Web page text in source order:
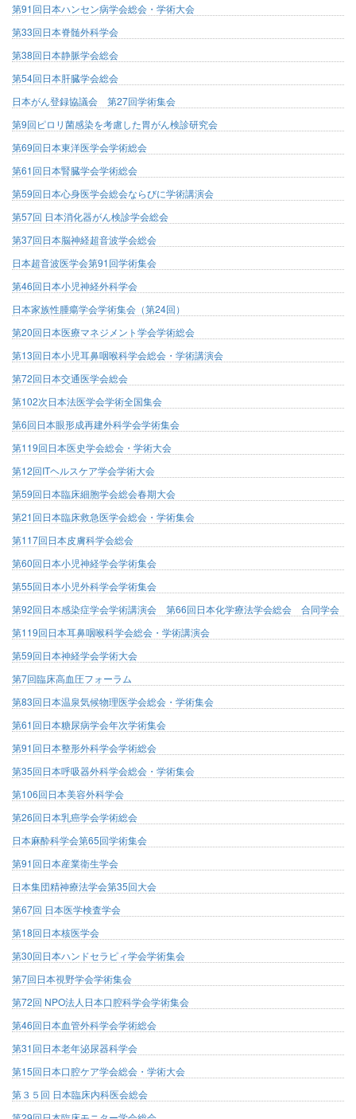
第91回日本ハンセン病学会総会・学術大会
第33回日本脊髄外科学会
第38回日本静脈学会総会
第54回日本肝臓学会総会
日本がん登録協議会 第27回学術集会
第9回ピロリ菌感染を考慮した胃がん検診研究会
第69回日本東洋医学会学術総会
第61回日本腎臓学会学術総会
第59回日本心身医学会総会ならびに学術講演会
第57回 日本消化器がん検診学会総会
第37回日本脳神経超音波学会総会
日本超音波医学会第91回学術集会
第46回日本小児神経外科学会
日本家族性腫瘍学会学術集会（第24回）
第20回日本医療マネジメント学会学術総会
第13回日本小児耳鼻咽喉科学会総会・学術講演会
第72回日本交通医学会総会
第102次日本法医学会学術全国集会
第6回日本眼形成再建外科学会学術集会
第119回日本医史学会総会・学術大会
第12回ITヘルスケア学会学術大会
第59回日本臨床細胞学会総会春期大会
第21回日本臨床救急医学会総会・学術集会
第117回日本皮膚科学会総会
第60回日本小児神経学会学術集会
第55回日本小児外科学会学術集会
第92回日本感染症学会学術講演会 第66回日本化学療法学会総会 合同学会
第119回日本耳鼻咽喉科学会総会・学術講演会
第59回日本神経学会学術大会
第7回臨床高血圧フォーラム
第83回日本温泉気候物理医学会総会・学術集会
第61回日本糖尿病学会年次学術集会
第91回日本整形外科学会学術総会
第35回日本呼吸器外科学会総会・学術集会
第106回日本美容外科学会
第26回日本乳癌学会学術総会
日本麻酔科学会第65回学術集会
第91回日本産業衛生学会
日本集団精神療法学会第35回大会
第67回 日本医学検査学会
第18回日本核医学会
第30回日本ハンドセラピィ学会学術集会
第7回日本視野学会学術集会
第72回 NPO法人日本口腔科学会学術集会
第46回日本血管外科学会学術総会
第31回日本老年泌尿器科学会
第15回日本口腔ケア学会総会・学術大会
第３５回 日本臨床内科医会総会